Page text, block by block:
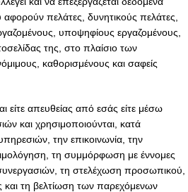
πελάτες, δυνητικούς πελάτες,
υποψηφίους εργαζομένους,
της, στο πλαίσιο των
καθορισμένους και σαφείς
είτε απευθείας από εσάς είτε μέσω
και χρησιμοποιούνται, κατά
την επικοινωνία, την
τη συμμόρφωση με έννομες
τη στελέχωση προσωπικού,
και τη βελτίωση των παρεχόμενων